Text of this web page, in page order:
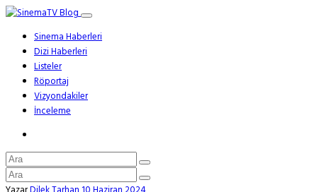
Sinema Haberleri
Dizi Haberleri
Listeler
Röportaj
Vizyondakiler
İnceleme